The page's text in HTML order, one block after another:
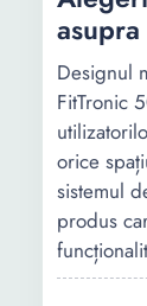
Designul
FitTronic
orice
sistemul
produs